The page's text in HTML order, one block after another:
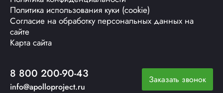
Политика использования куки (cookie)
Согласие на обработку персональных данных на
сайте
Карта сайта
8 800 200-90-43
info@apolloproject.ru
Заказать звонок